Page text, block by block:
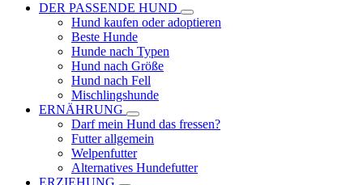
DER PASSENDE HUND
Hund kaufen oder adoptieren
Beste Hunde
Hunde nach Typen
Hund nach Größe
Hund nach Fell
Mischlingshunde
ERNÄHRUNG
Darf mein Hund das fressen?
Futter allgemein
Welpenfutter
Alternatives Hundefutter
ERZIEHUNG